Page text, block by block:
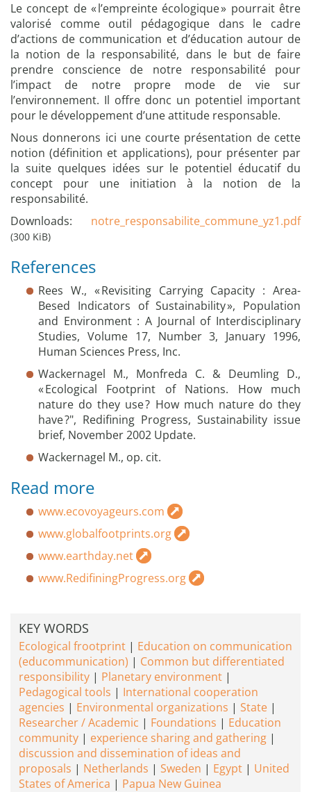
Le concept de « l’empreinte écologique » pourrait être
valorisé comme outil pédagogique dans le cadre
d’actions de communication et d’éducation autour de
la notion de la responsabilité, dans le but de faire
prendre conscience de notre responsabilité pour
l’impact de notre propre mode de vie sur
l’environnement. Il offre donc un potentiel important
pour le développement d’une attitude responsable.
Nous donnerons ici une courte présentation de cette
notion (définition et applications), pour présenter par
la suite quelques idées sur le potentiel éducatif du
concept pour une initiation à la notion de la
responsabilité.
Downloads: notre_responsabilite_commune_yz1.pdf
(300 KiB)
References
Rees W., « Revisiting Carrying Capacity : Area-
Besed Indicators of Sustainability », Population
and Environment : A Journal of Interdisciplinary
Studies, Volume 17, Number 3, January 1996,
Human Sciences Press, Inc.
Wackernagel M., Monfreda C. & Deumling D.,
« Ecological Footprint of Nations. How much
nature do they use ? How much nature do they
have ?", Redifining Progress, Sustainability issue
brief, November 2002 Update.
Wackernagel M., op. cit.
Read more
www.ecovoyageurs.com
www.globalfootprints.org
www.earthday.net
www.RedifiningProgress.org
KEY WORDS
Ecological frootprint
Education on communication
(educommunication)
Common but differentiated
responsibility
Planetary environment
Pedagogical tools
International cooperation
agencies
Environmental organizations
State
Researcher / Academic
Foundations
Education
community
experience sharing and gathering
discussion and dissemination of ideas and
proposals
Netherlands Sweden Egypt
United
States of America
Papua New Guinea